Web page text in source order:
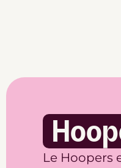
Le Hoopers